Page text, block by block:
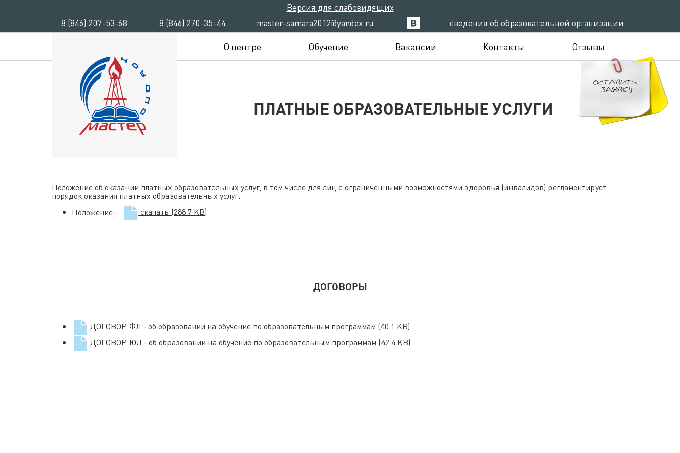
Версия для слабовидящих
8 (846) 207-53-68
8 (846) 270-35-44 master-samara2012@yandex.ru сведения об образовательной организации
О центре Обучение Вакансии Контакты Отзывы
ПЛАТНЫЕ ОБРАЗОВАТЕЛЬНЫЕ УСЛУГИ
Положение об оказании платных образовательных услуг, в том числе для лиц с ограниченными возможностями здоровья (инвалидов) регламентирует
порядок оказания платных образовательных услуг:
Положение -
скачать (288.7 KB)
ДОГОВОРЫ
ДОГОВОР ФЛ - об образовании на обучение по образовательным программам (40.1 KB)
ДОГОВОР ЮЛ - об образовании на обучение по образовательным программам (42.4 KB)